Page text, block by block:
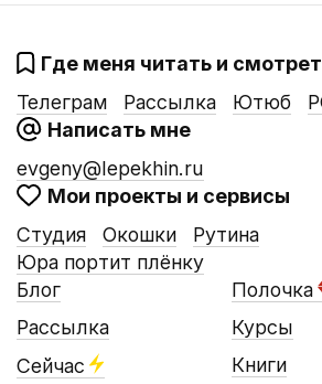
Где меня читать и
Телеграм
Рассылка Ютюб
Написать мне
evgeny@lepekhin.ru
Мои проекты и сервисы
Студия
Окошки
Юра портит плёнку
Рутина
Блог
Рассылка
Сейчас
Полочка
Курсы
Книги